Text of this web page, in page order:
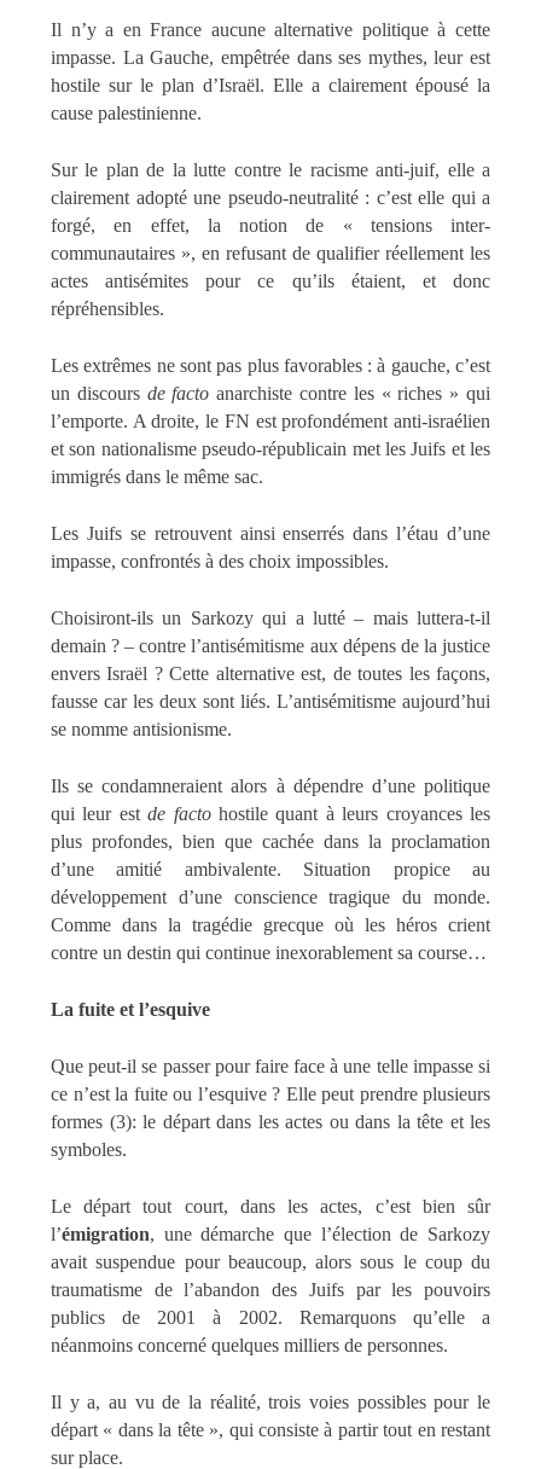
Il n’y a en France aucune alternative politique à cette
impasse. La Gauche, empêtrée dans ses mythes, leur est
hostile sur le plan d’Israël. Elle a clairement épousé la
cause palestinienne.
Sur le plan de la lutte contre le racisme anti-juif, elle a
clairement adopté une pseudo-neutralité : c’est elle qui a
forgé, en effet, la notion de « tensions inter-
communautaires », en refusant de qualifier réellement les
actes antisémites pour ce qu’ils étaient, et donc
répréhensibles.
Les extrêmes ne sont pas plus favorables : à gauche, c’est
un discours de facto anarchiste contre les « riches » qui
l’emporte. A droite, le FN est profondément anti-israélien
et son nationalisme pseudo-républicain met les Juifs et les
immigrés dans le même sac.
Les Juifs se retrouvent ainsi enserrés dans l’étau d’une
impasse, confrontés à des choix impossibles.
Choisiront-ils un Sarkozy qui a lutté – mais luttera-t-il
demain ? – contre l’antisémitisme aux dépens de la justice
envers Israël ? Cette alternative est, de toutes les façons,
fausse car les deux sont liés. L’antisémitisme aujourd’hui
se nomme antisionisme.
Ils se condamneraient alors à dépendre d’une politique
qui leur estde factohostile quant à leurs croyances les
plus profondes, bien que cachée dans la proclamation
d’une amitié ambivalente. Situation propice au
développement d’une conscience tragique du monde.
Comme dans la tragédie grecque où les héros crient
contre un destin qui continue inexorablement sa course…
La fuite et l’esquive
Que peut-il se passer pour faire face à une telle impasse si
ce n’est la fuite ou l’esquive ? Elle peut prendre plusieurs
formes (3): le départ dans les actes ou dans la tête et les
symboles.
Le départ tout court, dans les actes, c’est bien sûr
l’émigration, une démarche que l’élection de Sarkozy
avait suspendue pour beaucoup, alors sous le coup du
traumatisme de l’abandon des Juifs par les pouvoirs
publics de 2001 à 2002. Remarquons qu’elle a
néanmoins concerné quelques milliers de personnes.
Il y a, au vu de la réalité, trois voies possibles pour le
départ « dans la tête », qui consiste à partir tout en restant
sur place.